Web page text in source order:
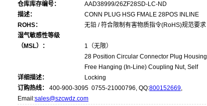
仓库库存编号：
AAD38999/26ZF28SD-LC-ND
描述：
CONN PLUG HSG FMALE 28POS INLINE
ROHS：
无铅 / 符合限制有害物质指令(RoHS)规范要求
湿气敏感性等级
（MSL）：
1（无限）
详细描述：
28 Position Circular Connector Plug Housing
Free Hanging (In-Line) Coupling Nut, Self
Locking
订购热线：
400-900-3095 0755-21000796, QQ:800152669,
Email:sales@szcwdz.com